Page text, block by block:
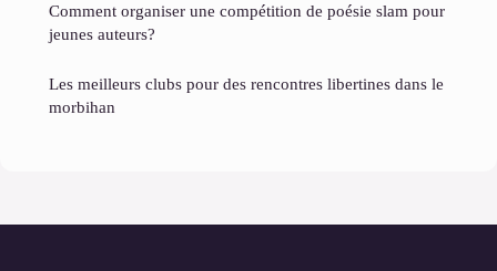
Comment organiser une compétition de poésie slam pour
jeunes auteurs?
Les meilleurs clubs pour des rencontres libertines dans le
morbihan